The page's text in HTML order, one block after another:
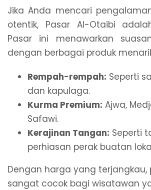
Jika Anda mencari
otentik, Pasar Al-Otaibi
Pasar ini menawarkan
dengan berbagai produk
Rempah-rempah: Seperti
dan kapulaga.
Kurma Premium: Ajwa,
Safawi.
Kerajinan Tangan: Seperti
perhiasan perak buatan
Dengan harga yang terjangkau,
sangat cocok bagi wisatawan